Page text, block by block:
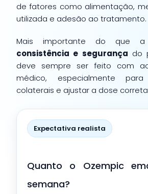
de fatores como alimentação,
utilizada e adesão ao tratamento.
Mais importante do que
consistência e segurança do
deve sempre ser feito com
médico, especialmente
colaterais e ajustar a dose
Expectativa realista
Quanto o Ozempic
semana?